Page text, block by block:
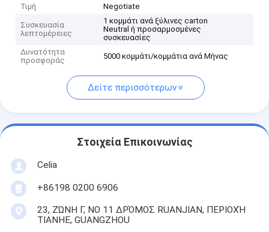
Τιμή
Negotiate
Συσκευασία
λεπτομέρειες
1 κομμάτι ανά ξύλινες carton
Neutral ή προσαρμοσμένες
συσκευασίες
Δυνατότητα
προσφοράς
5000 κομμάτι/κομμάτια ανά Μήνας
Δείτε περισσότερων
Στοιχεία Επικοινωνίας
Celia
+86198 0200 6906
23, ΖΏΝΗ Γ, ΝΟ 11 ΔΡΌΜΟΣ RUANJIAN, ΠΕΡΙΟΧΉ
TIANHE, GUANGZHOU